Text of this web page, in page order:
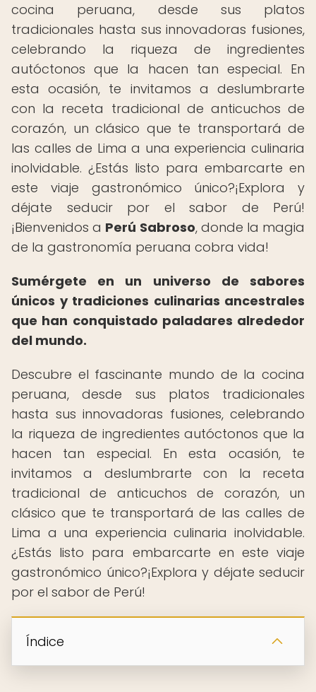
cocina peruana, desde sus platos
tradicionales hasta sus innovadoras fusiones,
celebrando la riqueza de ingredientes
autóctonos que la hacen tan especial. En
esta ocasión, te invitamos a deslumbrarte
con la receta tradicional de anticuchos de
corazón, un clásico que te transportará de
las calles de Lima a una experiencia culinaria
inolvidable. ¿Estás listo para embarcarte en
este viaje gastronómico único?¡Explora y
déjate seducir por el sabor de Perú!
¡Bienvenidos a Perú Sabroso, donde la magia
de la gastronomía peruana cobra vida!
Sumérgete en un universo de sabores
únicos y tradiciones culinarias ancestrales
que han conquistado paladares alrededor
del mundo.
Descubre el fascinante mundo de la cocina
peruana, desde sus platos tradicionales
hasta sus innovadoras fusiones, celebrando
la riqueza de ingredientes autóctonos que la
hacen tan especial. En esta ocasión, te
invitamos a deslumbrarte con la receta
tradicional de anticuchos de corazón, un
clásico que te transportará de las calles de
Lima a una experiencia culinaria inolvidable.
¿Estás listo para embarcarte en este viaje
gastronómico único?¡Explora y déjate seducir
por el sabor de Perú!
Índice